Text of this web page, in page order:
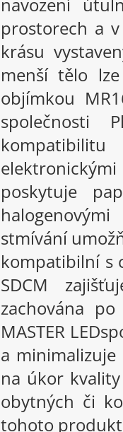
prostorech a
krásu
menší tělo
objímkou
společnosti
kompatibilitu
poskytuje
stmívání
kompatibilní s
SDCM
zachována
MASTER
a
na úkor
obytných či
tohoto